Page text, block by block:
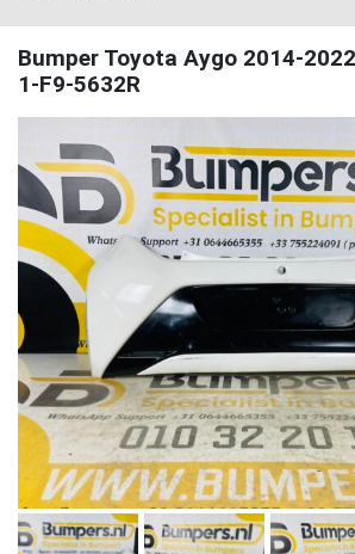
Bumper Toyota Aygo 2014-
1-F9-5632R